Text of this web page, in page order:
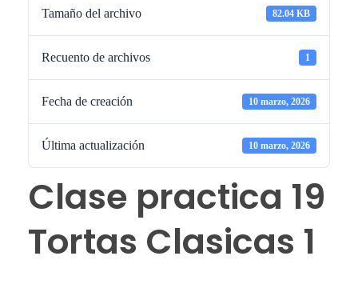
Tamaño del archivo 82.04 KB
Recuento de archivos 1
Fecha de creación 10 marzo, 2026
Última actualización 10 marzo, 2026
Clase practica 19
Tortas Clasicas 1